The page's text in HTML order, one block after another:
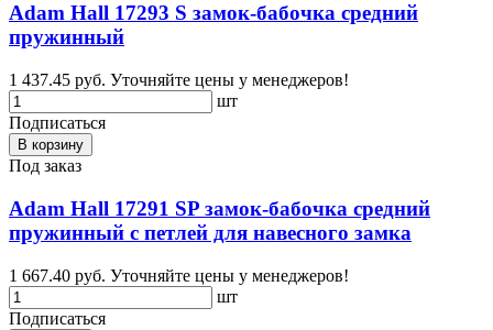
Adam Hall 17293 S замок-бабочка средний
пружинный
1 437.45 руб. Уточняйте цены у менеджеров!
шт
Подписаться
В корзину
Под заказ
Adam Hall 17291 SP замок-бабочка средний
пружинный с петлей для навесного замка
1 667.40 руб. Уточняйте цены у менеджеров!
шт
Подписаться